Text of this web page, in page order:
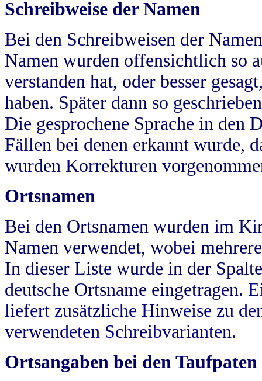
Schreibweise der Namen
Bei den Schreibweisen der
Namen wurden offensichtlich so
verstanden hat, oder besser
haben. Später dann so
Die gesprochene Sprache in
Fällen bei denen erkannt wurde,
wurden Korrekturen
Ortsnamen
Bei den Ortsnamen wurden im
Namen verwendet, wobei
In dieser Liste wurde in der
deutsche Ortsname eingetragen.
liefert zusätzliche Hinweise zu
verwendeten Schreibvarianten.
Ortsangaben bei den Taufpaten